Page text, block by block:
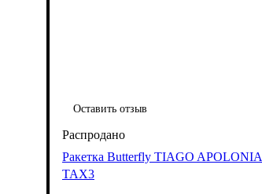
Оставить отзыв
Ракетка Butterfly TIAGO APOLONIA
TAX3